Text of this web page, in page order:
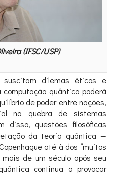
(IFSC/USP)
suscitam dilemas éticos e
quântica poderá
de poder entre nações,
na quebra de sistemas
disso, questões filosóficas
da teoria quântica —
até à dos “muitos
de um século após seu
continua a provocar